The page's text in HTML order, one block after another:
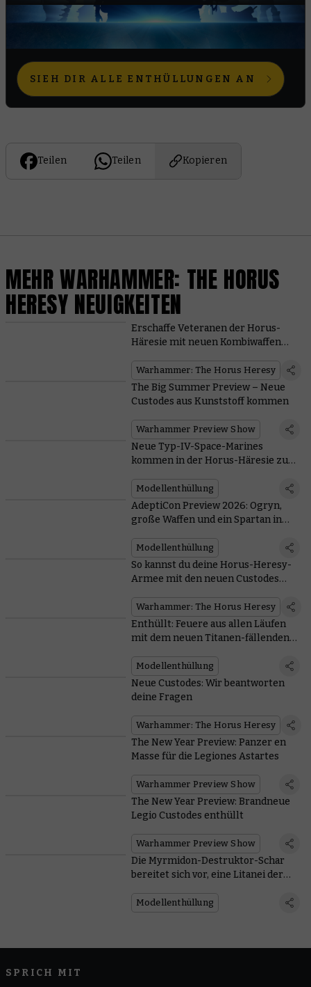
ZURÜCK ZUM HUB
SIEH DIR ALLE ENTHÜLLUNGEN AN
Teilen Teilen Kopieren
MEHR WARHAMMER: THE HORUS
HERESY NEUIGKEITEN
Erschaffe Veteranen der Horus-
Häresie mit neuen Kombiwaffen
Warhammer: The Horus Heresy
The Big Summer Preview – Neue
Custodes aus Kunststoff kommen
Warhammer Preview Show
Neue Typ-IV-Space-Marines
kommen in der Horus-Häresie zum
Modellenthüllung
AdeptiCon Preview 2026: Ogryn,
große Waffen und ein Spartan in
Modellenthüllung
So kannst du deine Horus-Heresy-
Armee mit den neuen Custodes
Warhammer: The Horus Heresy
Enthüllt: Feuere aus allen Läufen
mit dem neuen Titanen-fällenden
Modellenthüllung
Neue Custodes: Wir beantworten
deine Fragen
Warhammer: The Horus Heresy
The New Year Preview: Panzer en
Masse für die Legiones Astartes
Warhammer Preview Show
The New Year Preview: Brandneue
Legio Custodes enthüllt
Warhammer Preview Show
Die Myrmidon-Destruktor-Schar
bereitet sich vor, eine Litanei der
Modellenthüllung
SPRICH MIT